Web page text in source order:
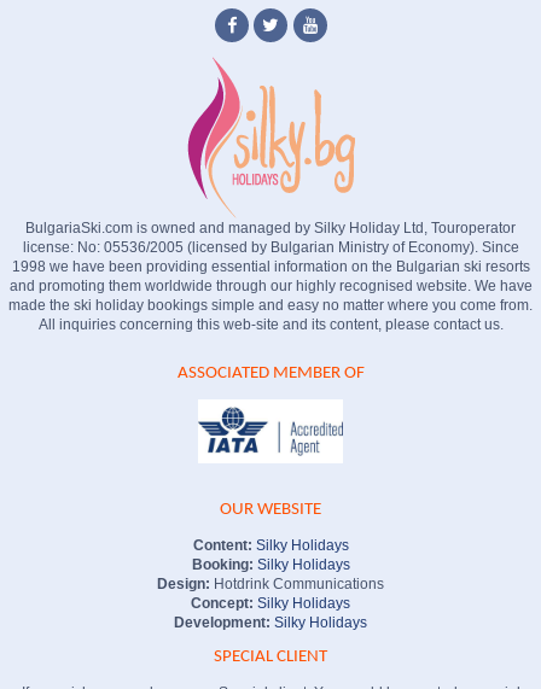
BulgariaSki.com is owned and managed by Silky Holiday Ltd, Touroperator
license: No: 05536/2005 (licensed by Bulgarian Ministry of Economy). Since
1998 we have been providing essential information on the Bulgarian ski resorts
and promoting them worldwide through our highly recognised website. We have
made the ski holiday bookings simple and easy no matter where you come from.
All inquiries concerning this web-site and its content, please contact us.
ASSOCIATED MEMBER OF
OUR WEBSITE
Content: Silky Holidays
Booking: Silky Holidays
Design: Hotdrink Communications
Concept: Silky Holidays
Development: Silky Holidays
SPECIAL CLIENT